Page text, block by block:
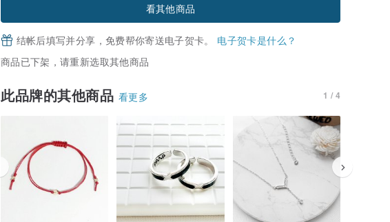
看其他商品
结帐后填写并分享，免费帮你寄送电子贺卡。 电子贺卡是什么？
商品已下架，请重新选取其他商品
此品牌的其他商品 看更多 1 / 4